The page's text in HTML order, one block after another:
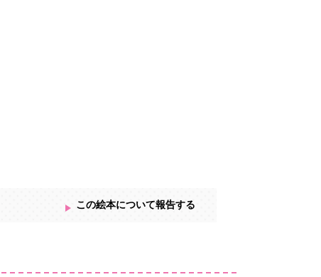
この絵本について報告する